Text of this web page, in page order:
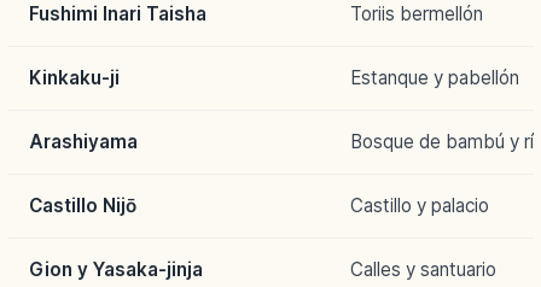
Fushimi Inari Taisha Toriis bermellón
Kinkaku-ji Estanque y pabellón
Arashiyama Bosque de bambú y
Castillo Nijō Castillo y palacio
Gion y Yasaka-jinja Calles y santuario